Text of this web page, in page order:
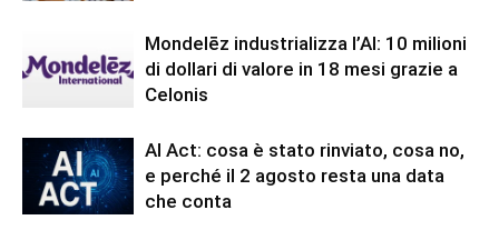
Mondelēz industrializza l’AI: 10 milioni
di dollari di valore in 18 mesi grazie a
Celonis
AI Act: cosa è stato rinviato, cosa no,
e perché il 2 agosto resta una data
che conta